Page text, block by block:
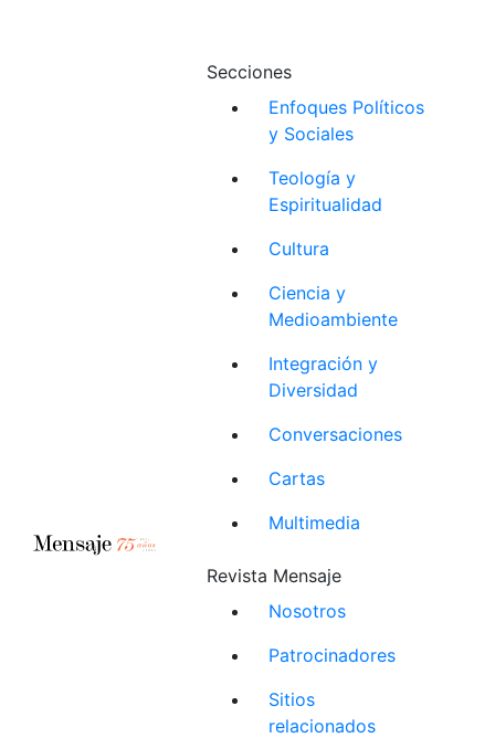
Secciones
Enfoques Políticos
y Sociales
Teología y
Espiritualidad
Cultura
Ciencia y
Medioambiente
Integración y
Diversidad
Conversaciones
Cartas
Multimedia
Revista Mensaje
Nosotros
Patrocinadores
Sitios
relacionados